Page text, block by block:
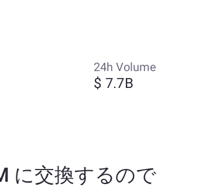
24h Volume
$ 7.7B
に交換するので